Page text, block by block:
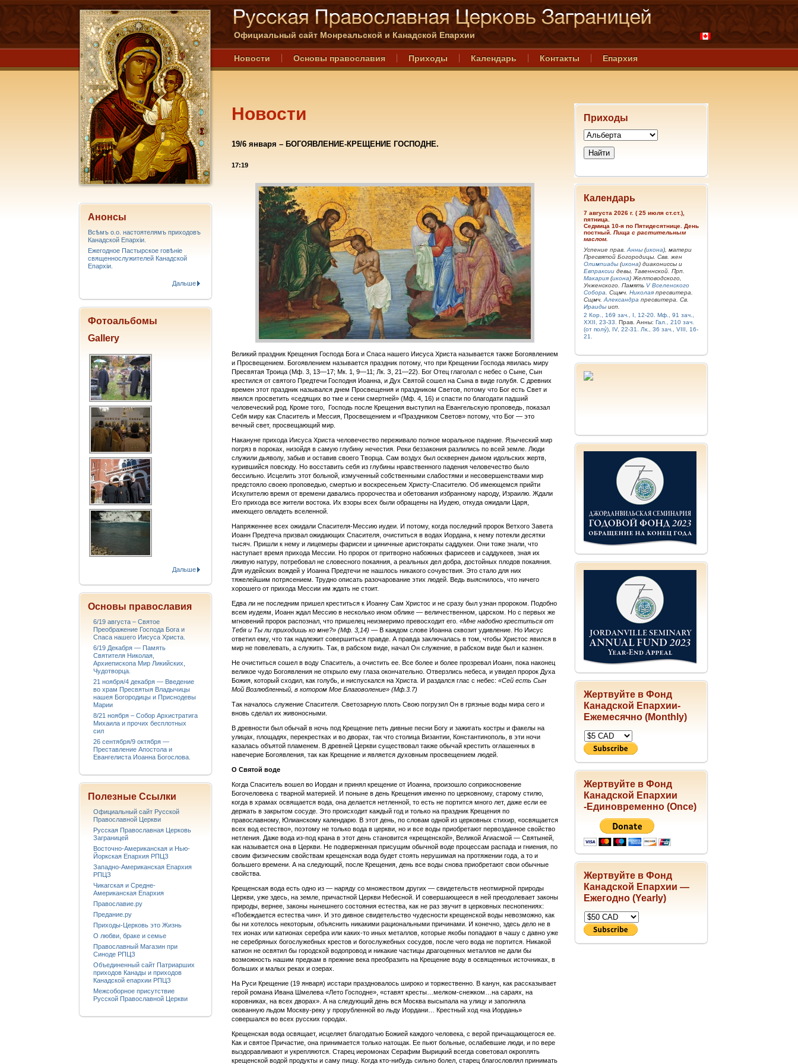
Официальный сайт Монреальской и Канадской Епархии
Новости Основы православия Приходы Календарь Контакты Епархия
Приходы
Календарь
7 августа 2026 г. ( 25 июля ст.ст.),
пятница.
Седмица 10-я по Пятидесятнице. День
постный. Пища с растительным
маслом.
Успение прав. Анны (икона), матери
Пресвятой Богородицы. Свв. жен
Олимпиады (икона) диакониссы и
Евпраксии девы, Тавеннской. Прп.
Макария (икона) Желтоводского,
Унженского. Память V Вселенского
Собора . Сщмч. Николая пресвитера.
Сщмч. Александра пресвитера. Св.
Ираиды исп.
2 Кор., 169 зач., I, 12-20. Мф., 91 зач.,
XXII, 23-33.
Прав. Анны: Гал., 210 зач.
(от полу́), IV, 22-31.
Лк., 36 зач., VIII, 16-
21.
Жертвуйте в Фонд
Канадской Епархии-
Ежемесячно (Monthly)
Жертвуйте в Фонд
Канадской Епархии
-Единовременно (Once)
Жертвуйте в Фонд
Канадской Епархии —
Ежегодно (Yearly)
Новости
19/6 января – БОГОЯВЛЕНИЕ-КРЕЩЕНИЕ ГОСПОДНЕ.
17:19
Великий праздник Крещения Господа Бога и Спаса нашего Иисуса Христа называется также Богоявлением
и Просвещением. Богоявлением называется праздник потому, что при Крещении Господа явилась миру
Пресвятая Троица (Мф. 3, 13—17; Мк. 1, 9—11; Лк. З, 21—22). Бог Отец глаголал с небес о Сыне, Сын
крестился от святого Предтечи Господня Иоанна, и Дух Святой сошел на Сына в виде голубя. С древних
времен этот праздник назывался днем Просвещения и праздником Светов, потому что Бог есть Свет и
явился просветить «седящих во тме и сени смертней» (Мф. 4, 16) и спасти по благодати падший
человеческий род. Кроме того, Господь после Крещения выступил на Евангельскую проповедь, показал
Себя миру как Спаситель и Мессия, Просвещением и «Праздником Светов» потому, что Бог — это
вечный свет, просвещающий мир.
Накануне прихода Иисуса Христа человечество переживало полное моральное падение. Языческий мир
погряз в пороках, низойдя в самую глубину нечестия. Реки беззакония разлились по всей земле. Люди
служили дьяволу, забыв и оставив своего Творца. Сам воздух был осквернен дымом идольских жертв,
курившийся повсюду. Но восставить себя из глубины нравственного падения человечество было
бессильно. Исцелить этот больной, измученный собственными слабостями и несовершенствами мир
предстояло своею проповедью, смертью и воскресеньем Христу-Спасителю. Об имеющемся прийти
Искупителю время от времени давались пророчества и обетования избранному народу, Израилю. Ждали
Его прихода все жители востока. Их взоры всех были обращены на Иудею, откуда ожидали Царя,
имеющего овладеть вселенной.
Напряженнее всех ожидали Спасителя-Мессию иудеи. И потому, когда последний пророк Ветхого Завета
Иоанн Предтеча призвал ожидающих Спасителя, очиститься в водах Иордана, к нему потекли десятки
тысяч. Пришли к нему и лицемеры фарисеи и циничные аристократы саддукеи. Они тоже знали, что
наступает время прихода Мессии. Но пророк от притворно набожных фарисеев и саддукеев, зная их
лживую натуру, потребовал не словесного покаяния, а реальных дел добра, достойных плодов покаяния.
Для иудейских вождей у Иоанна Предтечи не нашлось никакого сочувствия. Это стало для них
тяжелейшим потрясением. Трудно описать разочарование этих людей. Ведь выяснилось, что ничего
хорошего от прихода Мессии им ждать не стоит.
Едва ли не последним пришел креститься к Иоанну Сам Христос и не сразу был узнан пророком. Подобно
всем иудеям, Иоанн ждал Мессию в несколько ином облике — величественном, царском. Но с первых же
мгновений пророк распознал, что пришелец неизмеримо превосходит его. «Мне надобно креститься от
Тебя и Ты ли приходишь ко мне?» (Мф. 3,14) — В каждом слове Иоанна сквозит удивление. Но Иисус
ответил ему, что так надлежит совершиться правде. А правда заключалась в том, чтобы Христос явился в
мир не повелевать, а служить. Так, в рабском виде, начал Он служение, в рабском виде был и казнен.
Не очиститься сошел в воду Спаситель, а очистить ее. Все более и более прозревал Иоанн, пока наконец
великое чудо Богоявления не открыло ему глаза окончательно. Отверзлись небеса, и увидел пророк Духа
Божия, который сходил, как голубь, и ниспускался на Христа. И раздался глас с небес: «Сей есть Сын
Мой Возлюбленный, в котором Мое Благоволение» (Мф.3.7)
Так началось служение Спасителя. Светозарную плоть Свою погрузил Он в грязные воды мира сего и
вновь сделал их живоносными.
В древности был обычай в ночь под Крещение петь дивные песни Богу и зажигать костры и факелы на
улицах, площадях, перекрестках и во дворах, так что столица Византии, Константинополь, в эти ночи
казалась объятой пламенем. В древней Церкви существовал также обычай крестить оглашенных в
навечерие Богоявления, так как Крещение и является духовным просвещением людей.
О Святой воде
Когда Спаситель вошел во Иордан и принял крещение от Иоанна, произошло соприкосновение
Богочеловека с тварной материей. И поныне в день Крещения именно по церковному, старому стилю,
когда в храмах освящается вода, она делается нетленной, то есть не портится много лет, даже если ее
держать в закрытом сосуде. Это происходит каждый год и только на праздник Крещения по
православному, Юлианскому календарю. В этот день, по словам одной из церковных стихир, «освящается
всех вод естество», поэтому не только вода в церкви, но и все воды приобретают первозданное свойство
нетления. Даже вода из-под крана в этот день становится «крещенской», Великой Агиасмой — Святыней,
как называется она в Церкви. Не подверженная присущим обычной воде процессам распада и гниения, по
своим физическим свойствам крещенская вода будет стоять нерушимая на протяжении года, а то и
большего времени. А на следующий, после Крещения, день все воды снова приобретают свои обычные
свойства.
Крещенская вода есть одно из — наряду со множеством других — свидетельств неотмирной природы
Церкви, уже здесь, на земле, причастной Церкви Небесной. И совершающееся в ней преодолевает законы
природы, вернее, законы нынешнего состояния естества, как не раз звучит в церковных песнопениях:
«Побеждается естества чин». И это дивное свидетельство чудесности крещенской воды невозможно, как
бы ни хотелось некоторым, объяснить никакими рациональными причинами. И конечно, здесь дело не в
тех ионах или катионах серебра или каких-то иных металлов, которые якобы попадают в чашу с давно уже
не серебряных богослужебных крестов и богослужебных сосудов, после чего вода не портится. Никакой
катион не освятил бы городской водопровод и никакие частицы драгоценных металлов не дали бы
возможность нашим предкам в прежние века преобразить на Крещение воду в освященных источниках, в
больших и малых реках и озерах.
На Руси Крещение (19 января) исстари праздновалось широко и торжественно. В канун, как рассказывает
герой романа Ивана Шмелева «Лето Господне», «ставят кресты…мелком-снежком…на сараях, на
коровниках, на всех дворах». А на следующий день вся Москва высыпала на улицу и заполняла
окованную льдом Москву-реку у прорубленной во льду Иордани… Крестный ход «на Иордань»
совершался во всех русских городах.
Крещенская вода освящает, исцеляет благодатью Божией каждого человека, с верой причащающегося ее.
Как и святое Причастие, она принимается только натощак. Ее пьют больные, ослабевшие люди, и по вере
выздоравливают и укрепляются. Старец иеромонах Серафим Вырицкий всегда советовал окроплять
крещенской водой продукты и саму пищу. Когда кто-нибудь сильно болел, старец благословлял принимать
Анонсы
Всѣмъ о.о. настоятелямъ приходовъ
Канадской Епархiи.
Ежегодное Пастырское говѣніе
священнослужителей Канадской
Епархіи.
Дальше
Фотоальбомы
Gallery
Дальше
Основы православия
6/19 августа – Святое
Преображение Господа Бога и
Спаса нашего Иисуса Христа.
6/19 Декабря — Память
Святителя Николая,
Архиепископа Мир Ликийских,
Чудотворца.
21 ноября/4 декабря — Введение
во храм Пресвятыя Владычицы
нашея Богородицы и Приснодевы
Марии
8/21 ноября – Собор Архистратига
Михаила и прочих бесплотных
сил
26 сентября/9 октября —
Преставление Апостола и
Евангелиста Иоанна Богослова.
Полезные Ссылки
Официальный сайт Русской
Православной Церкви
Русская Православная Церковь
Заграницей
Восточно-Американская и Нью-
Йоркская Епархия РПЦЗ
Западно-Американская Епархия
РПЦЗ
Чикагская и Средне-
Американская Епархия
Православие.ру
Предание.ру
Приходы-Церковь это Жизнь
О любви, браке и семье
Православный Магазин при
Синоде РПЦЗ
Объединенный сайт Патриарших
приходов Канады и приходов
Канадской епархии РПЦЗ
Межсоборное присутствие
Русской Православной Церкви